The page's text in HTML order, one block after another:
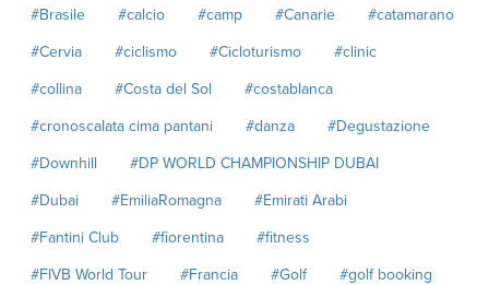
#Brasile
#calcio #camp #Canarie
#catamarano
#Cervia
#ciclismo #Cicloturismo
#clinic
#collina
#Costa del Sol
#costablanca
#cronoscalata cima pantani
#danza
#Degustazione
#Downhill
#DP WORLD CHAMPIONSHIP DUBAI
#Dubai
#EmiliaRomagna
#Emirati Arabi
#Fantini Club
#fiorentina
#fitness
#FIVB World Tour
#Francia #Golf
#golf booking